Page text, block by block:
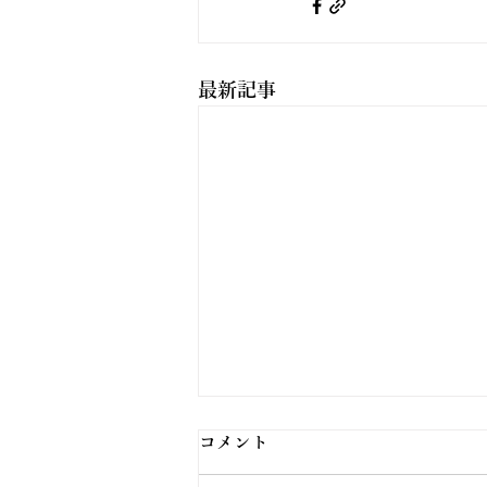
最新記事
コメント